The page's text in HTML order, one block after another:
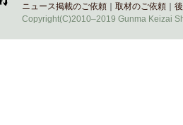
ニュース掲載のご依頼
取材のご依頼
Copyright(C)2010–2019 Gunma Keizai